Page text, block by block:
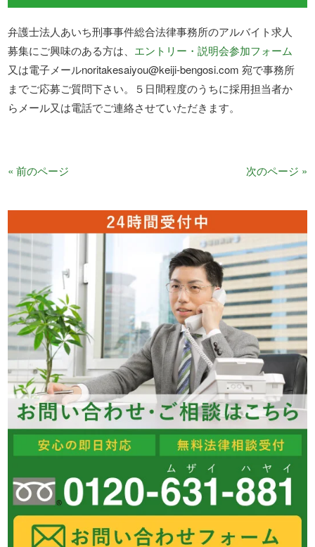
弁護士法人あいち刑事事件総合法律事務所のアルバイト求人
募集にご興味のある方は、 エントリー・説明会参加フォーム
又は電子メールnoritakesaiyou@keiji-bengosi.com 宛で事務所
までご応募ご質問下さい。５日間程度のうちに採用担当者か
らメール又は電話でご連絡させていただきます。
« 前のページ 次のページ »